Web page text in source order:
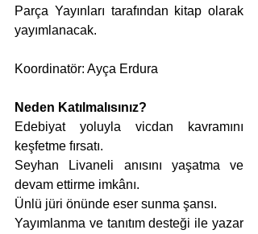
Parça Yayınları tarafından kitap olarak
yayımlanacak.
Koordinatör: Ayça Erdura
Neden Katılmalısınız?
Edebiyat yoluyla vicdan kavramını
keşfetme fırsatı.
Seyhan Livaneli anısını yaşatma ve
devam ettirme imkânı.
Ünlü jüri önünde eser sunma şansı.
Yayımlanma ve tanıtım desteği ile yazar